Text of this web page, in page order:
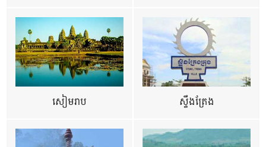
សៀមរាប ស្ទឹងត្រែង